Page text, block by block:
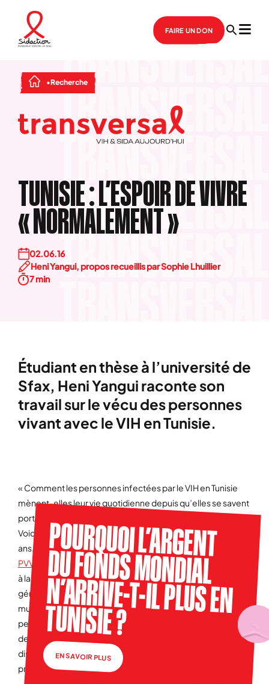
FAIRE UN DON
Recherche
TUNISIE : L’ESPOIR DE VIVRE
« NORMALEMENT »
02.06.16
Heni Yangui, propos recueillis par Sophie Lhuillier
7 min
Étudiant en thèse à l’université de
Sfax, Heni Yangui raconte son
travail sur le vécu des personnes
vivant avec le VIH en Tunisie.
POURQUOI L’ARGENT
DU FONDS MONDIAL
N’ARRIVE-T-IL PLUS EN
TUNISIE ?
EN SAVOIR PLUS
« Comment les personnes infectées par le VIH en Tunisie
mènent-elles leur vie quotidienne depuis qu’elles se savent
porteuses d’un virus à vie et d’une maladie stigmatisante ? »
Voici la question principale de ma thèse, débutée il y a trois
ans. La Tunisie compte actuellement environ 2700
PVVIH
selon l’Onusida , un chiffre en progression croissante,
à la fois en raison des nouvelles contaminations et de la
généralisation en 2008 de l’accès gratuit aux
multithérapies, qui a permis d’allonger la durée de la vie des
personnes atteintes. Les personnes concernées par le VIH
devant en outre faire face à des problèmes d’ordre social :
discrimination, stigmatisation, précarité, pauvreté,
problèmes d’accès aux médicaments…